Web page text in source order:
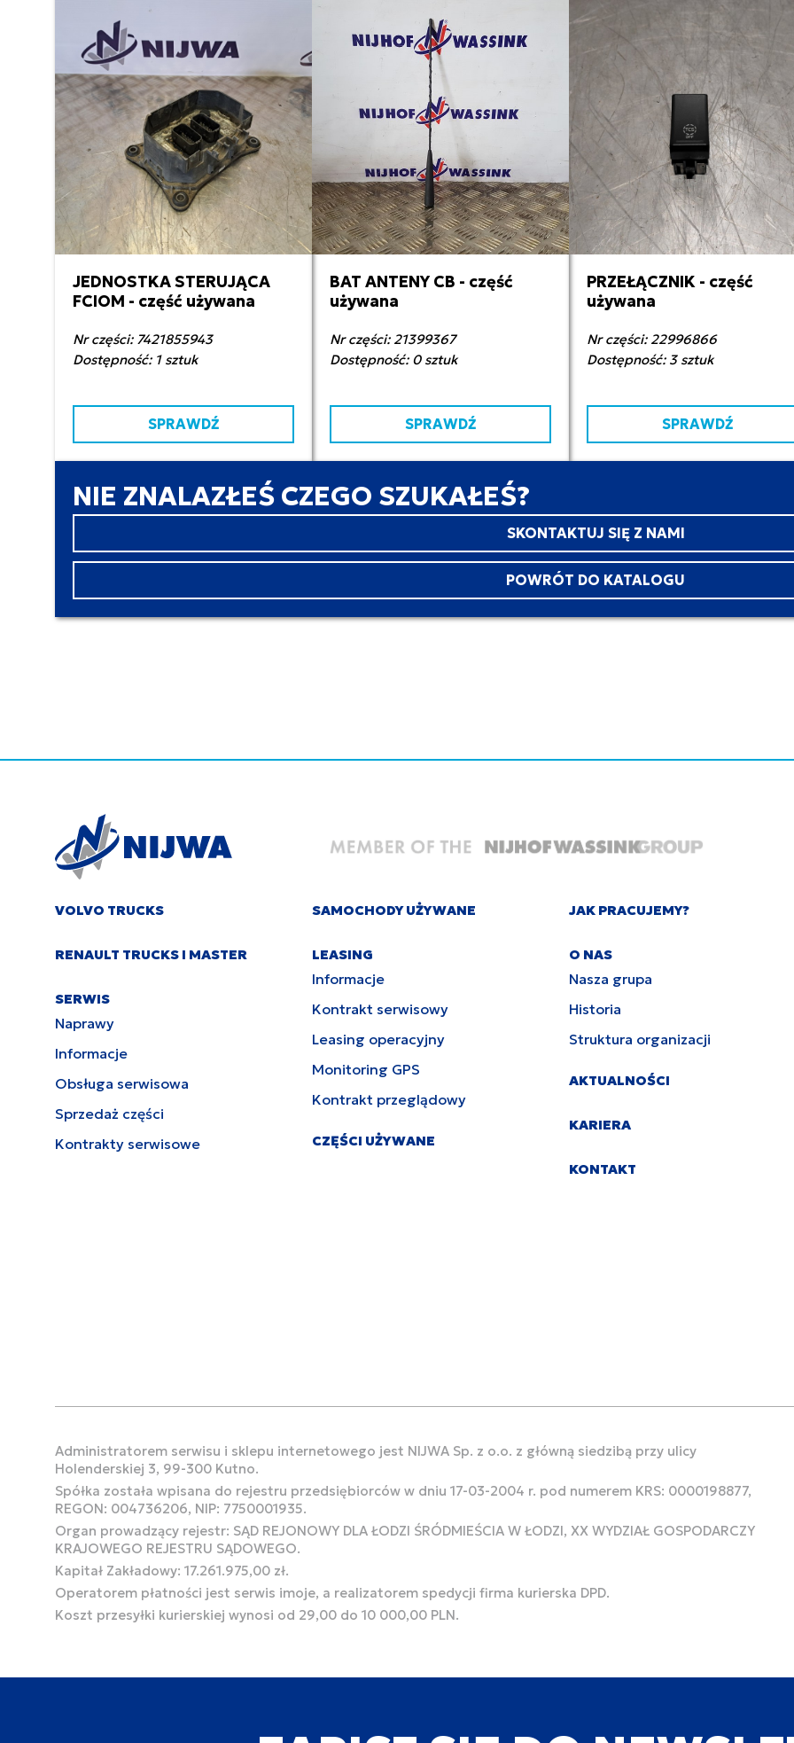
1 800,00 zł netto
JEDNOSTKA STERUJĄCA
FCIOM - część używana
Nr części: 7421855943
Dostępność: 1 sztuk
SPRAWDŹ
120,00 zł netto
BAT ANTENY CB - część
używana
Nr części: 21399367
Dostępność: 0 sztuk
SPRAWDŹ
200,00 zł netto
PRZEŁĄCZNIK - część
używana
Nr części: 22996866
Dostępność: 3 sztuk
SPRAWDŹ
NIE ZNALAZŁEŚ CZEGO SZUKAŁEŚ?
SKONTAKTUJ SIĘ Z NAMI
POWRÓT DO KATALOGU
VOLVO TRUCKS
RENAULT TRUCKS I MASTER
SERWIS
Naprawy
Informacje
Obsługa serwisowa
Sprzedaż części
Kontrakty serwisowe
SAMOCHODY UŻYWANE
LEASING
Informacje
Kontrakt serwisowy
Leasing operacyjny
Monitoring GPS
Kontrakt przeglądowy
CZĘŚCI UŻYWANE
JAK PRACUJEMY?
O NAS
Nasza grupa
Historia
Struktura organizacji
AKTUALNOŚCI
KARIERA
KONTAKT
Administratorem serwisu i sklepu internetowego jest NIJWA Sp. z o.o. z główną siedzibą przy ulicy
Holenderskiej 3, 99-300 Kutno.
Spółka została wpisana do rejestru przedsiębiorców w dniu 17-03-2004 r. pod numerem KRS: 0000198877,
REGON: 004736206, NIP: 7750001935.
Organ prowadzący rejestr: SĄD REJONOWY DLA ŁODZI ŚRÓDMIEŚCIA W ŁODZI, XX WYDZIAŁ GOSPODARCZY
KRAJOWEGO REJESTRU SĄDOWEGO.
Kapitał Zakładowy: 17.261.975,00 zł.
Operatorem płatności jest serwis imoje, a realizatorem spedycji firma kurierska DPD.
Koszt przesyłki kurierskiej wynosi od 29,00 do 10 000,00 PLN.